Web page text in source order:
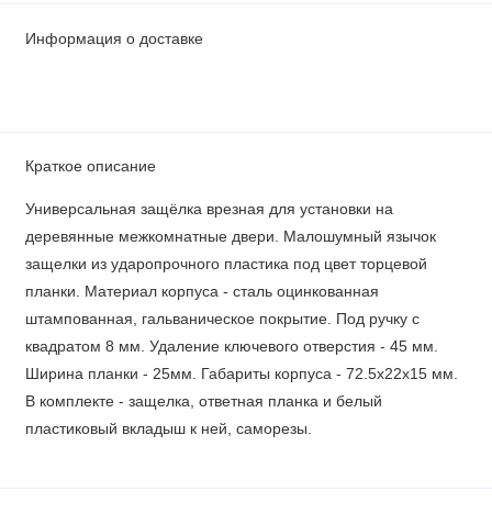
Информация о доставке
Краткое описание
Универсальная защёлка врезная для установки на
деревянные межкомнатные двери. Малошумный язычок
защелки из ударопрочного пластика под цвет торцевой
планки. Материал корпуса - сталь оцинкованная
штампованная, гальваническое покрытие. Под ручку с
квадратом 8 мм. Удаление ключевого отверстия - 45 мм.
Ширина планки - 25мм. Габариты корпуса - 72.5х22х15 мм.
В комплекте - защелка, ответная планка и белый
пластиковый вкладыш к ней, саморезы.